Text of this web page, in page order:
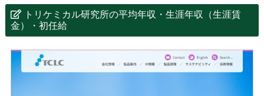
トリケミカル研究所の平均年収・生涯年収（生涯賃
金）・初任給